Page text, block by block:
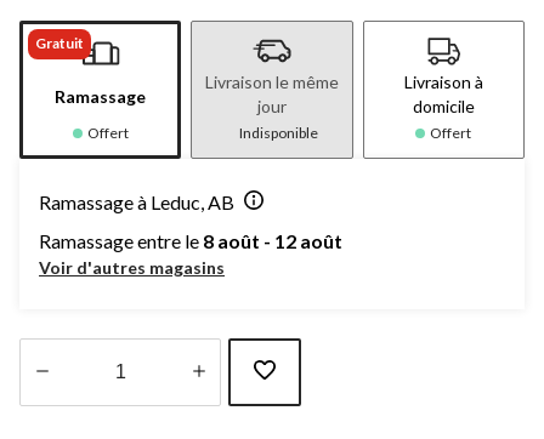
Gratuit
Ramassage
Offert
Livraison le même
jour
Indisponible
Livraison à
domicile
Offert
Ramassage à Leduc, AB
Ramassage entre le 8 août - 12 août
Voir d'autres magasins